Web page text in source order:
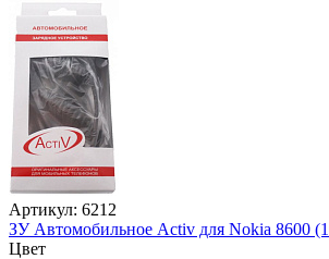
Артикул: 6212
ЗУ Автомобильное Activ для Nokia 8600
Цвет